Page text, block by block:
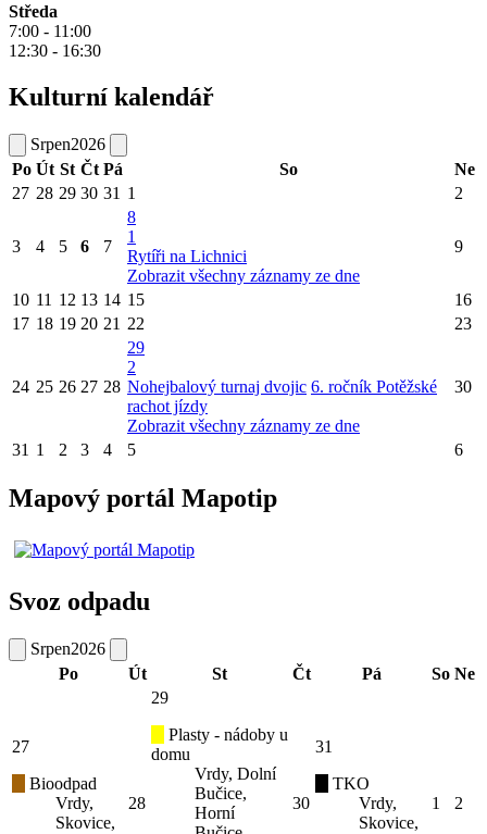
Středa
7:00 - 11:00
12:30 - 16:30
Kulturní kalendář
Srpen2026
Po Út St Čt Pá So
Ne
27 28 29 30 31 1 2
3 4 5 6 7
8
1
Rytíři na Lichnici
Zobrazit všechny záznamy ze dne
9
10 11 12 13 14 15
16
17 18 19 20 21 22 23
24 25 26 27 28
29
2
Nohejbalový turnaj dvojic 6. ročník Potěžské
rachot jízdy
Zobrazit všechny záznamy ze dne
30
31 1 2 3 4 5 6
Mapový portál Mapotip
Svoz odpadu
Srpen2026
Po
Út St Čt Pá So Ne
27
Bioodpad
Vrdy,
Skovice,
28
29
Plasty - nádoby u
domu
Vrdy, Dolní
Bučice,
Horní
30
31
TKO
Vrdy,
Skovice,
1 2